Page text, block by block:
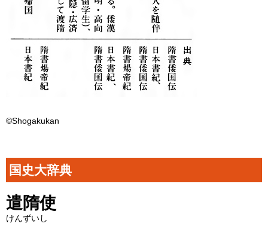
©Shogakukan
国史大辞典
遣隋使
けんずいし